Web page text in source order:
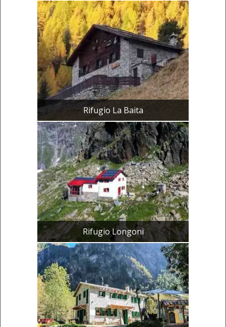
Rifugio La Baita
Rifugio Longoni